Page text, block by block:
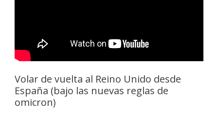
Volar de vuelta al Reino Unido desde
España (bajo las nuevas reglas de
omicron)